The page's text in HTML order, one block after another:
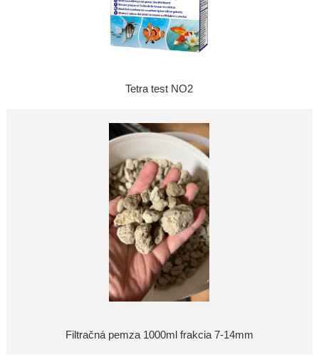
Tetra test NO2
Filtračná pemza 1000ml frakcia 7-14mm